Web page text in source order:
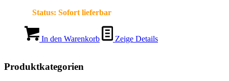
Status: Sofort lieferbar
In den Warenkorb Zeige Details
Produktkategorien